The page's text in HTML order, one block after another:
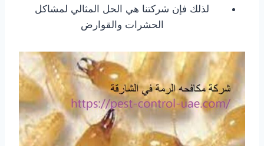
لذلك فإن شركتنا هي الحل المثالي لمشاكل
الحشرات والقوارض